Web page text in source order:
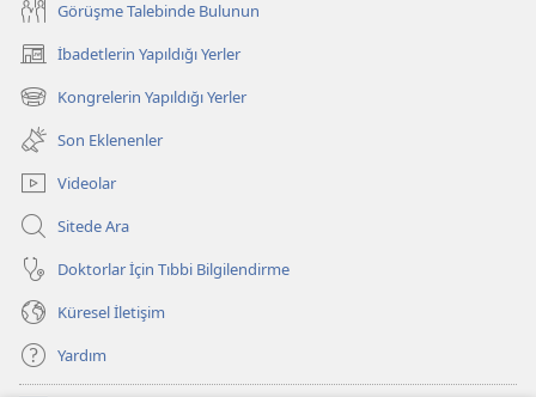
Görüşme Talebinde Bulunun
İbadetlerin Yapıldığı Yerler
(yeni
pencere
açar)
Kongrelerin Yapıldığı Yerler
(yeni
pencere
açar)
Son Eklenenler
Videolar
Sitede Ara
Doktorlar İçin Tıbbi Bilgilendirme
Küresel İletişim
Yardım